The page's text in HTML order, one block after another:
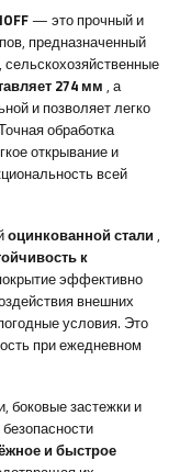
— это прочный и
предназначенный
274 мм , а
и позволяет легко
обработка
открывание и
всей
оцинкованной стали ,
к
эффективно
внешних
условия. Это
при ежедневном
боковые застежки и
и быстрое